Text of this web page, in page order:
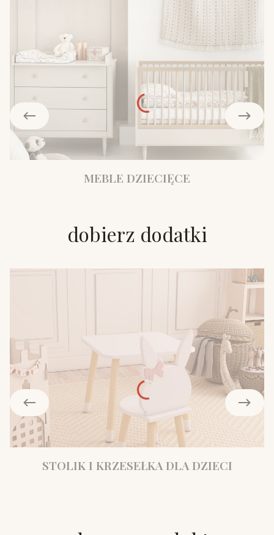
MEBLE DZIECIĘCE
dobierz dodatki
STOLIK I KRZESEŁKA DLA DZIECI